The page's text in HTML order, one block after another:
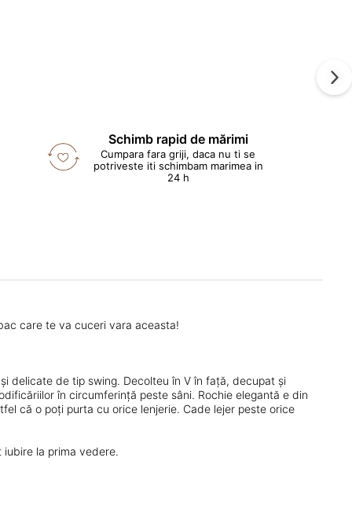
Schimb rapid de mărimi
Cumpara fara griji, daca nu ti se
potriveste iti schimbam marimea in
24 h
care te va cuceri vara aceasta!
delicate de tip swing. Decolteu în V în față, decupat și
în circumferință peste sâni. Rochie elegantă e din
că o poți purta cu orice lenjerie. Cade lejer peste orice
la prima vedere.